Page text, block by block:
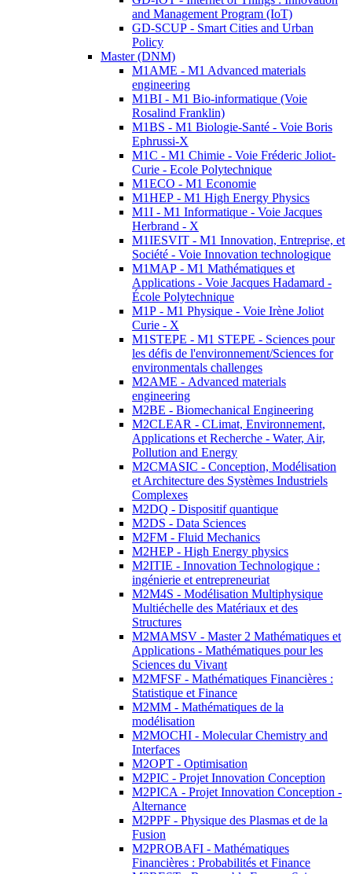
and Management Program (IoT)
GD-SCUP - Smart Cities and Urban
Policy
Master (DNM)
M1AME - M1 Advanced materials
engineering
M1BI - M1 Bio-informatique (Voie
Rosalind Franklin)
M1BS - M1 Biologie-Santé - Voie Boris
Ephrussi-X
M1C - M1 Chimie - Voie Fréderic Joliot-
Curie - Ecole Polytechnique
M1ECO - M1 Economie
M1HEP - M1 High Energy Physics
M1I - M1 Informatique - Voie Jacques
Herbrand - X
M1IESVIT - M1 Innovation, Entreprise, et
Société - Voie Innovation technologique
M1MAP - M1 Mathématiques et
Applications - Voie Jacques Hadamard -
École Polytechnique
M1P - M1 Physique - Voie Irène Joliot
Curie - X
M1STEPE - M1 STEPE - Sciences pour
les défis de l'environnement/Sciences for
environmentals challenges
M2AME - Advanced materials
engineering
M2BE - Biomechanical Engineering
M2CLEAR - CLimat, Environnement,
Applications et Recherche - Water, Air,
Pollution and Energy
M2CMASIC - Conception, Modélisation
et Architecture des Systèmes Industriels
Complexes
M2DQ - Dispositif quantique
M2DS - Data Sciences
M2FM - Fluid Mechanics
M2HEP - High Energy physics
M2ITIE - Innovation Technologique :
ingénierie et entrepreneuriat
M2M4S - Modélisation Multiphysique
Multiéchelle des Matériaux et des
Structures
M2MAMSV - Master 2 Mathématiques et
Applications - Mathématiques pour les
Sciences du Vivant
M2MFSF - Mathématiques Financières :
Statistique et Finance
M2MM - Mathématiques de la
modélisation
M2MOCHI - Molecular Chemistry and
Interfaces
M2OPT - Optimisation
M2PIC - Projet Innovation Conception
M2PICA - Projet Innovation Conception -
Alternance
M2PPF - Physique des Plasmas et de la
Fusion
M2PROBAFI - Mathématiques
Financières : Probabilités et Finance